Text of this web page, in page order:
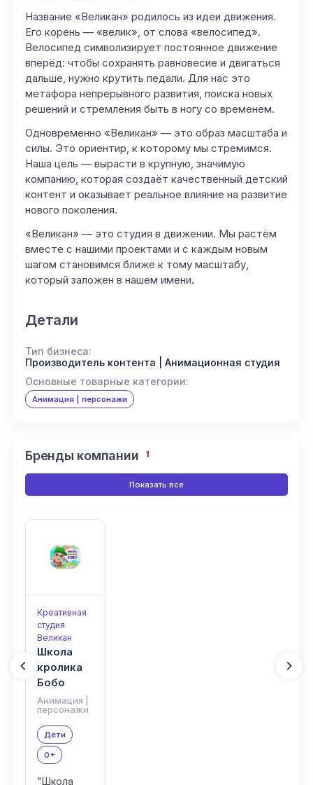
Название «Великан» родилось из идеи движения.
Его корень — «велик», от слова «велосипед».
Велосипед символизирует постоянное движение
вперёд: чтобы сохранять равновесие и двигаться
дальше, нужно крутить педали. Для нас это
метафора непрерывного развития, поиска новых
решений и стремления быть в ногу со временем.
Одновременно «Великан» — это образ масштаба и
силы. Это ориентир, к которому мы стремимся.
Наша цель — вырасти в крупную, значимую
компанию, которая создаёт качественный детский
контент и оказывает реальное влияние на развитие
нового поколения.
«Великан» — это студия в движении. Мы растём
вместе с нашими проектами и с каждым новым
шагом становимся ближе к тому масштабу,
который заложен в нашем имени.
Детали
Тип бизнеса:
Производитель контента | Анимационная студия
Основные товарные категории:
Анимация | персонажи
Бренды компании 1
Показать все
Креативная
студия
Великан
Школа
кролика
Бобо
Анимация |
персонажи
Дети
0+
"Школа